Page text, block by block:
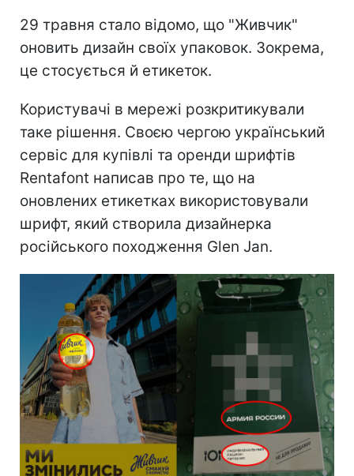
29 травня стало відомо, що "Живчик"
оновить дизайн своїх упаковок. Зокрема,
це стосується й етикеток.
Користувачі в мережі розкритикували
таке рішення. Своєю чергою український
сервіс для купівлі та оренди шрифтів
Rentafont написав про те, що на
оновлених етикетках використовували
шрифт, який створила дизайнерка
російського походження Glen Jan.